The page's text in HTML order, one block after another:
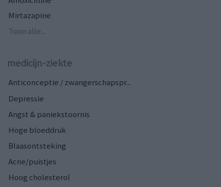
Mirtazapine
Toon alle...
medicijn-ziekte
Anticonceptie / zwangerschapspr...
Depressie
Angst & paniekstoornis
Hoge bloeddruk
Blaasontsteking
Acne/puistjes
Hoog cholesterol